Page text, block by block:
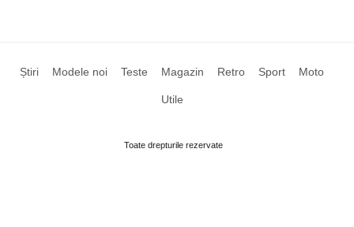
Știri Modele noi Teste Magazin Retro Sport Moto
Utile
Toate drepturile rezervate